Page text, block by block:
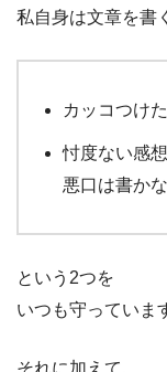
私自身は文章を書
カッコつけ
忖度ない感
悪口は書か
という2つを
いつも守っていま
それに加えて、